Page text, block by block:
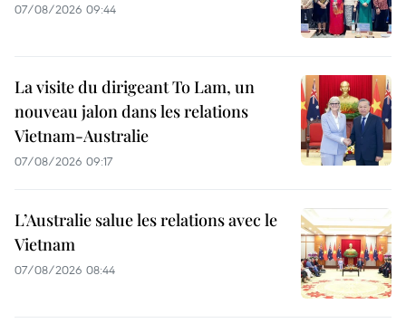
07/08/2026 09:44
La visite du dirigeant To Lam, un
nouveau jalon dans les relations
Vietnam-Australie
07/08/2026 09:17
L’Australie salue les relations avec le
Vietnam
07/08/2026 08:44